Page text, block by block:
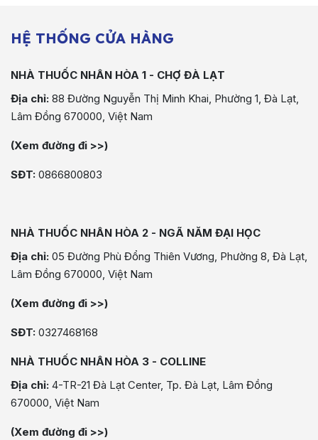
HỆ THỐNG CỬA HÀNG
NHÀ THUỐC NHÂN HÒA 1 - CHỢ ĐÀ LẠT
Địa chỉ: 88 Đường Nguyễn Thị Minh Khai, Phường 1, Đà Lạt,
Lâm Đồng 670000, Việt Nam
(Xem đường đi >>)
SĐT: 0866800803
NHÀ THUỐC NHÂN HÒA 2 - NGÃ NĂM ĐẠI HỌC
Địa chỉ: 05 Đường Phù Đổng Thiên Vương, Phường 8, Đà Lạt,
Lâm Đồng 670000, Việt Nam
(Xem đường đi >>)
SĐT: 0327468168
NHÀ THUỐC NHÂN HÒA 3 - COLLINE
Địa chỉ: 4-TR-21 Đà Lạt Center, Tp. Đà Lạt, Lâm Đồng
670000, Việt Nam
(Xem đường đi >>)